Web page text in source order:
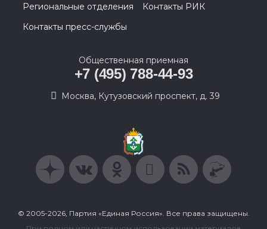
Региональные отделения
Контакты РИК
Контакты пресс-службы
Общественная приемная
+7 (495) 788-44-93
Москва, Кутузовский проспект, д. 39
© 2005-2026, Партия «Единая Россия». Все права защищены.